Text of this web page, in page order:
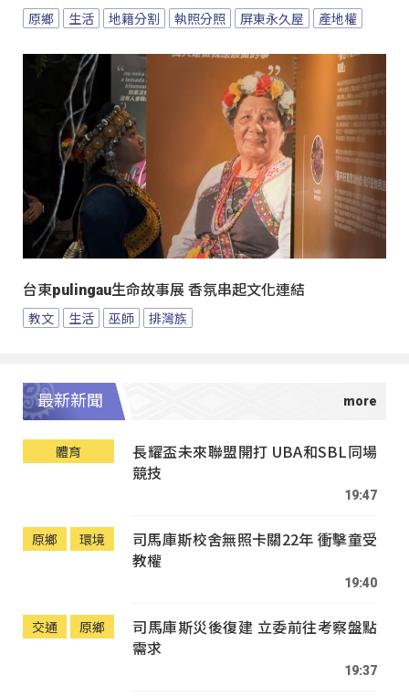
原鄉 生活 地籍分割 執照分照 屏東永久屋 產地權
台東pulingau生命故事展 香氛串起文化連結
教文 生活 巫師 排灣族
最新新聞
體育
長耀盃未來聯盟開打 UBA和SBL同場
競技
19:47
原鄉 環境
司馬庫斯校舍無照卡關22年 衝擊童受
教權
19:40
交通 原鄉
司馬庫斯災後復建 立委前往考察盤點
需求
19:37